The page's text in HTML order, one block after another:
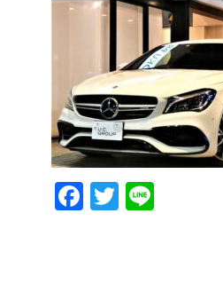
Facebook
Twitter